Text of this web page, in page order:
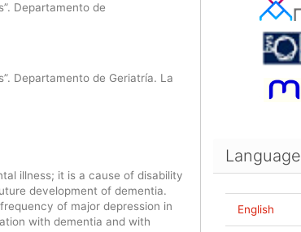
Departamento de
Departamento de Geriatría. La
illness; it is a cause of disability
development of dementia.
of major depression in
with dementia and with
Language
English